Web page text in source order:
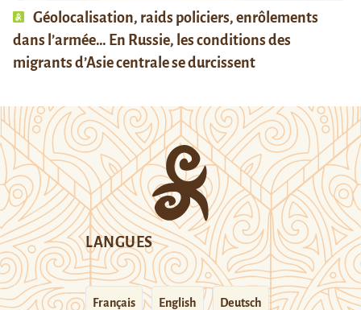
Géolocalisation, raids policiers, enrôlements
dans l’armée… En Russie, les conditions des
migrants d’Asie centrale se durcissent
LANGUES
Français English Deutsch